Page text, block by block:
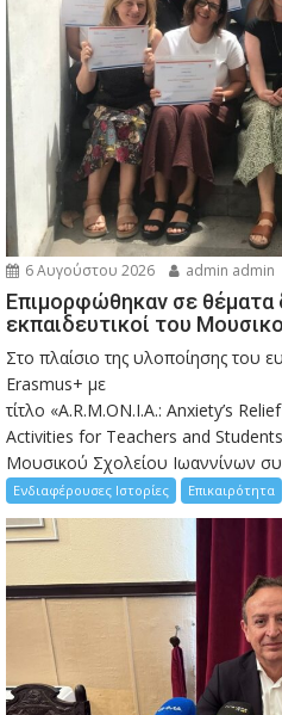
6 Αυγούστου 2026 admin admin
Eπιμορφώθηκαν σε θέματα
εκπαιδευτικοί του
Στο πλαίσιο της υλοποίησης του
Erasmus+ με
τίτλο «A.R.M.ON.I.A.: Anxiety’s
Activities for Teachers and
Μουσικού Σχολείου Ιωαννίνων
Ενδιαφέρουσες Ιστορίες Επικαιρότητα